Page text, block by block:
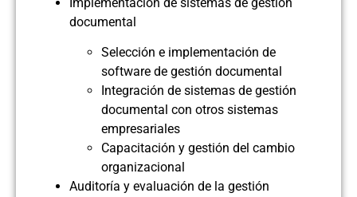
documental
Selección e implementación de
software de gestión documental
Integración de sistemas de gestión
documental con otros sistemas
empresariales
Capacitación y gestión del cambio
organizacional
Auditoría y evaluación de la gestión